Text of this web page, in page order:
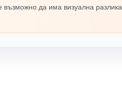
да има визуална разлика